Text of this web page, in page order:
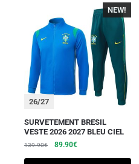
26/27
NEW!
SURVETEMENT BRESIL
VESTE 2026 2027 BLEU CIEL
139.90€ 89.90€